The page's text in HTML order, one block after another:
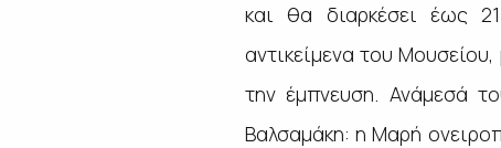
και θα διαρκέσει έως
αντικείμενα του
την έμπνευση. Ανάμεσά
Βαλσαμάκη: η Μαρή